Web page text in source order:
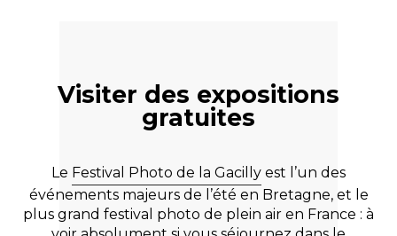
Visiter des expositions
gratuites
Le Festival Photo de la Gacilly est l’un des
événements majeurs de l’été en Bretagne, et le
plus grand festival photo de plein air en France : à